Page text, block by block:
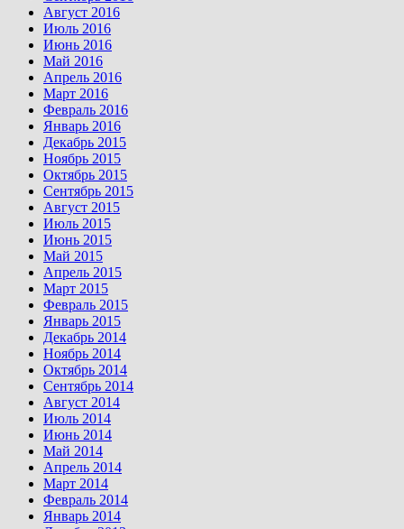
Август 2016
Июль 2016
Июнь 2016
Май 2016
Апрель 2016
Март 2016
Февраль 2016
Январь 2016
Декабрь 2015
Ноябрь 2015
Октябрь 2015
Сентябрь 2015
Август 2015
Июль 2015
Июнь 2015
Май 2015
Апрель 2015
Март 2015
Февраль 2015
Январь 2015
Декабрь 2014
Ноябрь 2014
Октябрь 2014
Сентябрь 2014
Август 2014
Июль 2014
Июнь 2014
Май 2014
Апрель 2014
Март 2014
Февраль 2014
Январь 2014